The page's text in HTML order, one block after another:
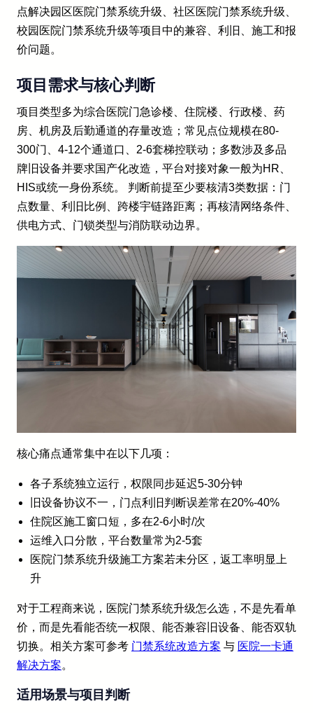
点解决园区医院门禁系统升级、社区医院门禁系统升级、
校园医院门禁系统升级等项目中的兼容、利旧、施工和报
价问题。
项目需求与核心判断
项目类型多为综合医院门急诊楼、住院楼、行政楼、药
房、机房及后勤通道的存量改造；常见点位规模在80-
300门、4-12个通道口、2-6套梯控联动；多数涉及多品
牌旧设备并要求国产化改造，平台对接对象一般为HR、
HIS或统一身份系统。 判断前提至少要核清3类数据：门
点数量、利旧比例、跨楼宇链路距离；再核清网络条件、
供电方式、门锁类型与消防联动边界。
核心痛点通常集中在以下几项：
各子系统独立运行，权限同步延迟5-30分钟
旧设备协议不一，门点利旧判断误差常在20%-40%
住院区施工窗口短，多在2-6小时/次
运维入口分散，平台数量常为2-5套
医院门禁系统升级施工方案若未分区，返工率明显上
升
对于工程商来说，医院门禁系统升级怎么选，不是先看单
价，而是先看能否统一权限、能否兼容旧设备、能否双轨
切换。相关方案可参考 门禁系统改造方案 与 医院一卡通
解决方案。
适用场景与项目判断